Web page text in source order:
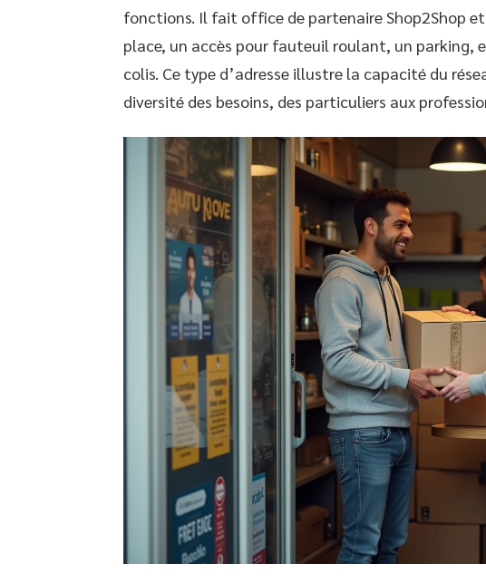
fonctions. Il fait office de partenaire Shop2Shop
place, un accès pour fauteuil roulant, un parking,
colis. Ce type d’adresse illustre la capacité du
diversité des besoins, des particuliers aux